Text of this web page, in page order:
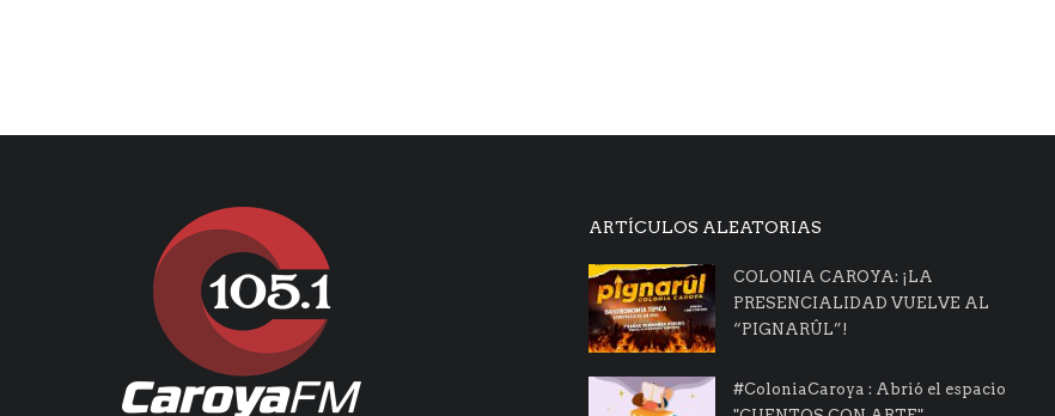
ARTÍCULOS ALEATORIAS
COLONIA CAROYA: ¡LA
PRESENCIALIDAD VUELVE AL
“PIGNARÛL”!
#ColoniaCaroya : Abrió el espacio